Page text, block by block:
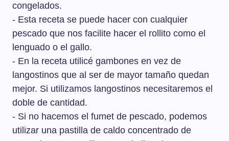
congelados.
- Esta receta se puede hacer con cualquier
pescado que nos facilite hacer el rollito como el
lenguado o el gallo.
- En la receta utilicé gambones en vez de
langostinos que al ser de mayor tamaño quedan
mejor. Si utilizamos langostinos necesitaremos el
doble de cantidad.
- Si no hacemos el fumet de pescado, podemos
utilizar una pastilla de caldo concentrado de